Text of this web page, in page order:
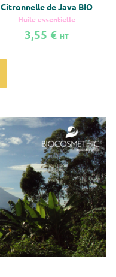
Citronnelle de Java BIO
Huile essentielle
3,55 € HT